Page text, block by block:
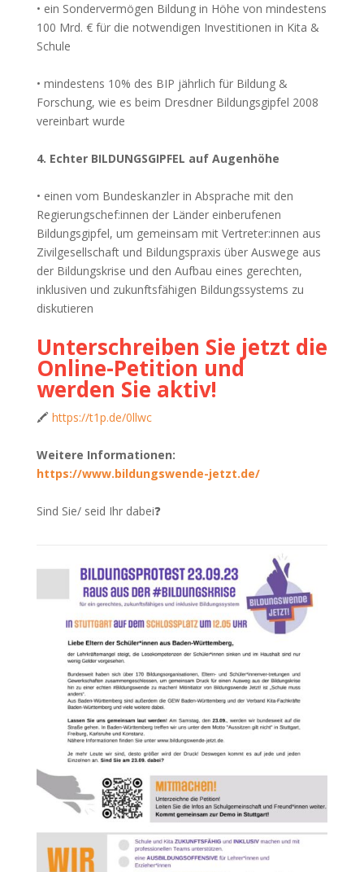
• ein Sondervermögen Bildung in Höhe von mindestens
100 Mrd. € für die notwendigen Investitionen in Kita &
Schule
• mindestens 10% des BIP jährlich für Bildung &
Forschung, wie es beim Dresdner Bildungsgipfel 2008
vereinbart wurde
4. Echter BILDUNGS­GIPFEL auf Augenhöhe
• einen vom Bundeskanzler in Absprache mit den
Regierungschef:innen der Länder einberufenen
Bildungsgipfel, um gemeinsam mit Vertreter:innen aus
Zivilgesellschaft und Bildungspraxis über Auswege aus
der Bildungskrise und den Aufbau eines gerechten,
inklusiven und zukunftsfähigen Bildungssystems zu
diskutieren
Unterschreiben Sie jetzt die
Online-Petition und
werden Sie aktiv!
🖍 https://t1p.de/0llwc
Weitere Informationen:
https://www.bildungswende-jetzt.de/
Sind Sie/ seid Ihr dabei❓️